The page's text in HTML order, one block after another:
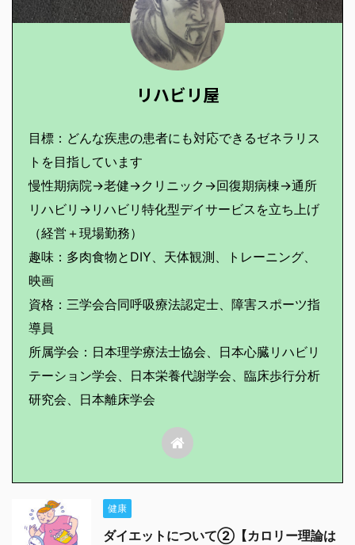
リハビリ屋
目標：どんな疾患の患者にも対応できるゼネラリス
トを目指しています
慢性期病院→老健→クリニック→回復期病棟→通所
リハビリ→リハビリ特化型デイサービスを立ち上げ
（経営＋現場勤務）
趣味：多肉食物とDIY、天体観測、トレーニング、
映画
資格：三学会合同呼吸療法認定士、障害スポーツ指
導員
所属学会：日本理学療法士協会、日本心臓リハビリ
テーション学会、日本栄養代謝学会、臨床歩行分析
研究会、日本離床学会
健康
ダイエットについて②【カロリー理論は